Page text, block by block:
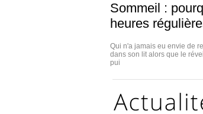
Sommeil :
heures
Qui n'a jamais eu envie de
dans son lit alors que le
pui